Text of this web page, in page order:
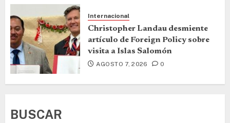
Internacional
Christopher Landau desmiente
artículo de Foreign Policy sobre
visita a Islas Salomón
AGOSTO 7, 2026 0
BUSCAR